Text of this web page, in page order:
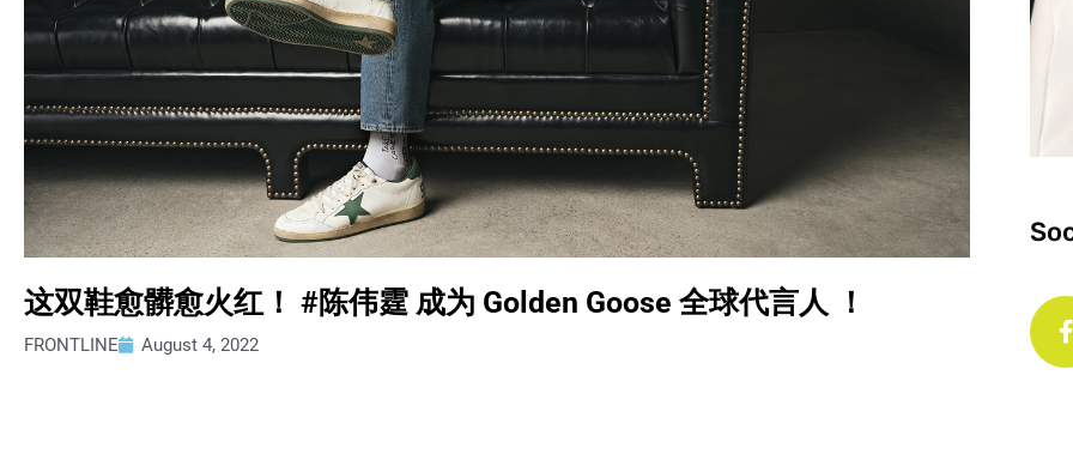
这双鞋愈髒愈火红！ #陈伟霆 成为 Golden Goose 全球代言人 ！
FRONTLINE August 4, 2022
c